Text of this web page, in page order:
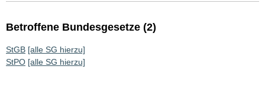
Betroffene Bundesgesetze (2)
StGB [alle SG hierzu]
StPO [alle SG hierzu]